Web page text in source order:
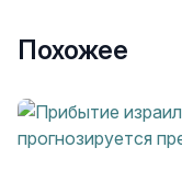
Похожее